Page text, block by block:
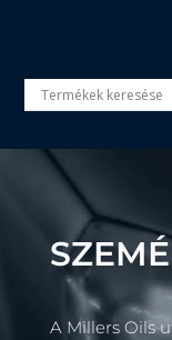
A Millers Oils